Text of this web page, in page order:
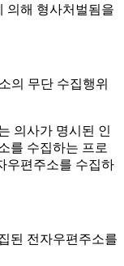
의해 형사처벌됨을
의 무단 수집행위
의사가 명시된 인
를 수집하는 프로
우편주소를 수집하
된 전자우편주소를